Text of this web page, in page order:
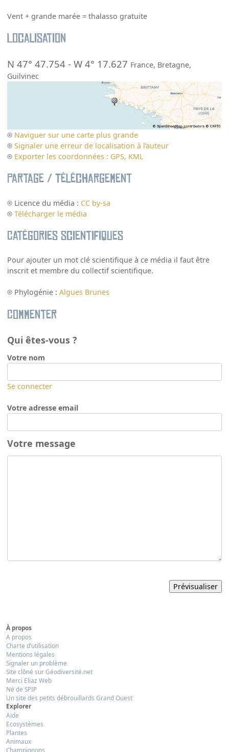
Vent + grande marée = thalasso gratuite
Localisation
N 47° 47.754 -W 4° 17.627 France, Bretagne,
Guilvinec
Naviguer sur une carte plus grande
Signaler une erreur de localisation à l’auteur
Exporter les coordonnées : GPS, KML
Partage / Téléchargement
Licence du média : CC by-sa
Télécharger le média
Catégories scientifiques
Pour ajouter un mot clé scientifique à ce média il faut être
inscrit et membre du collectif scientifique.
Phylogénie :Algues Brunes
Commenter
Qui êtes-vous ?
Votre nom
Se connecter
Votre adresse email
Votre message
À propos
A propos
Charte d’utilisation
Mentions légales
Signaler un problème
Site clôné sur Géodiversité.net
Merci Eliaz Web
Né de SPIP
Un site des petits débrouillards Grand Ouest
Explorer
Aide
Ecosystèmes
Plantes
Animaux
Champignons